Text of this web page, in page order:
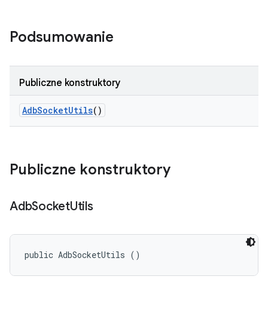
Podsumowanie
Publiczne konstruktory
AdbSocketUtils()
Publiczne konstruktory
AdbSocketUtils
public AdbSocketUtils ()